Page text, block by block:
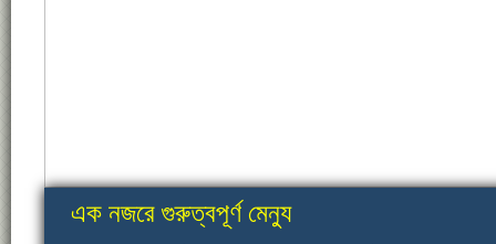
এক নজরে গুরুত্বপূর্ণ মেন্যু